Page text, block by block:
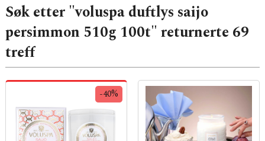
Søk etter "voluspa duftlys saijo
persimmon 510g 100t" returnerte 69
treff
-40%